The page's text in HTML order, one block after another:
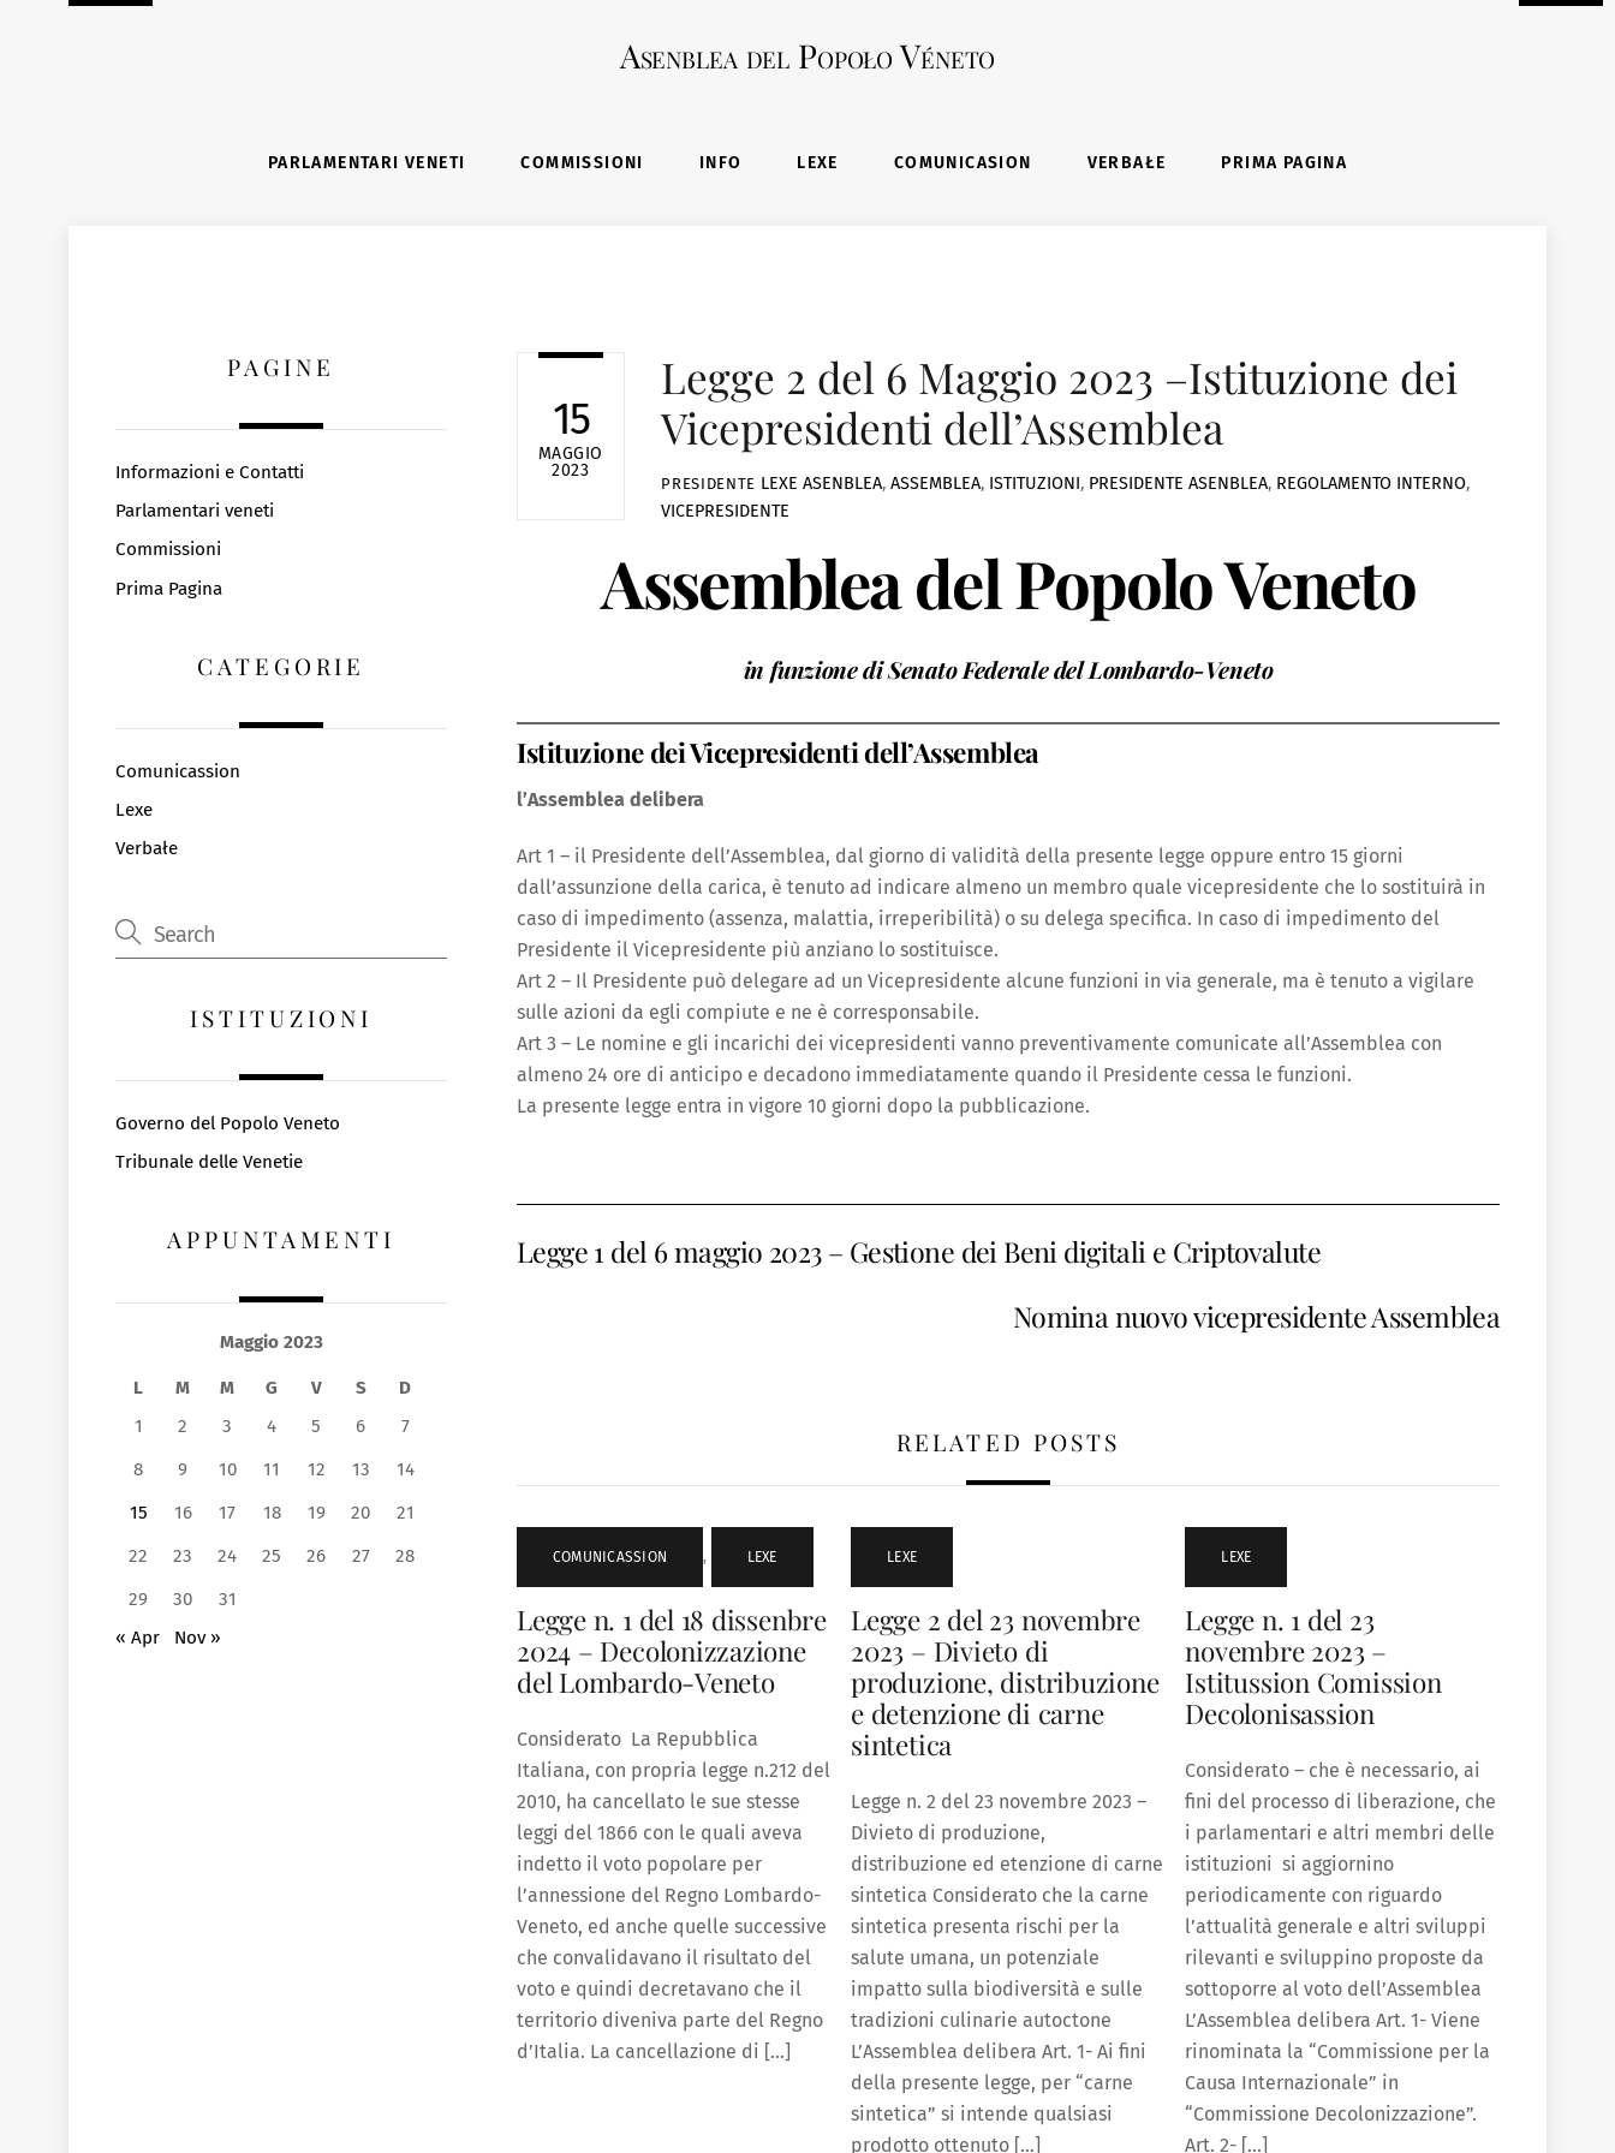
Asenblea del Popoło Véneto
PARLAMENTARI VENETI COMMISSIONI INFO LEXE COMUNICASION VERBAŁE PRIMA PAGINA
15
MAGGIO
2023
Legge 2 del 6 Maggio 2023 –Istituzione dei
Vicepresidenti dell’Assemblea
PRESIDENTE LEXE ASENBLEA, ASSEMBLEA, ISTITUZIONI, PRESIDENTE ASENBLEA, REGOLAMENTO INTERNO,
VICEPRESIDENTE
Assemblea del Popolo Veneto
in funzione di Senato Federale del Lombardo-Veneto
Istituzione dei Vicepresidenti dell’Assemblea
l’Assemblea delibera
Art 1 – il Presidente dell’Assemblea, dal giorno di validità della presente legge oppure entro 15 giorni
dall’assunzione della carica, è tenuto ad indicare almeno un membro quale vicepresidente che lo sostituirà in
caso di impedimento (assenza, malattia, irreperibilità) o su delega specifica. In caso di impedimento del
Presidente il Vicepresidente più anziano lo sostituisce.
Art 2 – Il Presidente può delegare ad un Vicepresidente alcune funzioni in via generale, ma è tenuto a vigilare
sulle azioni da egli compiute e ne è corresponsabile.
Art 3 – Le nomine e gli incarichi dei vicepresidenti vanno preventivamente comunicate all’Assemblea con
almeno 24 ore di anticipo e decadono immediatamente quando il Presidente cessa le funzioni.
La presente legge entra in vigore 10 giorni dopo la pubblicazione.
Legge 1 del 6 maggio 2023 – Gestione dei Beni digitali e Criptovalute
Nomina nuovo vicepresidente Assemblea
RELATED POSTS
COMUNICASSION , LEXE
Legge n. 1 del 18 dissenbre
2024 – Decolonizzazione
del Lombardo-Veneto
Considerato La Repubblica
Italiana, con propria legge n.212 del
2010, ha cancellato le sue stesse
leggi del 1866 con le quali aveva
indetto il voto popolare per
l’annessione del Regno Lombardo-
Veneto, ed anche quelle successive
che convalidavano il risultato del
voto e quindi decretavano che il
territorio diveniva parte del Regno
d’Italia. La cancellazione di […]
LEXE
Legge 2 del 23 novembre
2023 – Divieto di
produzione, distribuzione
e detenzione di carne
sintetica
Legge n. 2 del 23 novembre 2023 –
Divieto di produzione,
distribuzione ed etenzione di carne
sintetica Considerato che la carne
sintetica presenta rischi per la
salute umana, un potenziale
impatto sulla biodiversità e sulle
tradizioni culinarie autoctone
L’Assemblea delibera Art. 1- Ai fini
della presente legge, per “carne
sintetica” si intende qualsiasi
prodotto ottenuto […]
LEXE
Legge n. 1 del 23
novembre 2023 –
Istitussion Comission
Decolonisassion
Considerato – che è necessario, ai
fini del processo di liberazione, che
i parlamentari e altri membri delle
istituzioni si aggiornino
periodicamente con riguardo
l’attualità generale e altri sviluppi
rilevanti e sviluppino proposte da
sottoporre al voto dell’Assemblea
L’Assemblea delibera Art. 1- Viene
rinominata la “Commissione per la
Causa Internazionale” in
“Commissione Decolonizzazione”.
Art. 2- […]
PAGINE
Informazioni e Contatti
Parlamentari veneti
Commissioni
Prima Pagina
CATEGORIE
Comunicassion
Lexe
Verbałe
ISTITUZIONI
Governo del Popolo Veneto
Tribunale delle Venetie
APPUNTAMENTI
Maggio 2023
L M M G V S
D
1
2 3 4 5 6
7
8
9 10 11 12 13
14
15
16 17 18 19 20
21
22
23 24 25 26 27
28
29
30
31
« Apr
Nov »